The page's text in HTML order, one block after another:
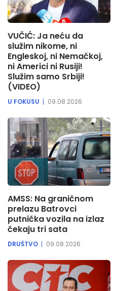
VUČIĆ: Ja neću da
služim nikome, ni
Engleskoj, ni Nemačkoj,
ni Americi ni Rusiji!
Služim samo Srbiji!
(VIDEO)
U FOKUSU 09.08.2026
AMSS: Na graničnom
prelazu Batrovci
putnička vozila na izlaz
čekaju tri sata
DRUŠTVO 09.08.2026